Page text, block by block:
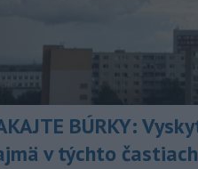
BÚRKY:
v týchto častiach